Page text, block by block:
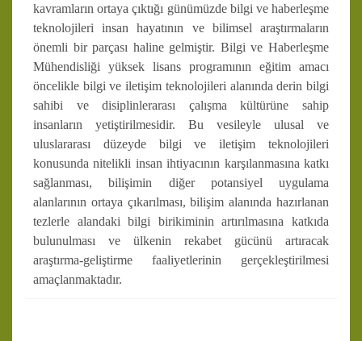
kavramların ortaya çıktığı günümüzde bilgi ve haberleşme
teknolojileri insan hayatının ve bilimsel araştırmaların
önemli bir parçası haline gelmiştir. Bilgi ve Haberleşme
Mühendisliği yüksek lisans programının eğitim amacı
öncelikle bilgi ve iletişim teknolojileri alanında derin bilgi
sahibi ve disiplinlerarası çalışma kültürüne sahip
insanların yetiştirilmesidir. Bu vesileyle ulusal ve
uluslararası düzeyde bilgi ve iletişim teknolojileri
konusunda nitelikli insan ihtiyacının karşılanmasına katkı
sağlanması, bilişimin diğer potansiyel uygulama
alanlarının ortaya çıkarılması, bilişim alanında hazırlanan
tezlerle alandaki bilgi birikiminin artırılmasına katkıda
bulunulması ve ülkenin rekabet gücünü artıracak
araştırma-geliştirme faaliyetlerinin gerçekleştirilmesi
amaçlanmaktadır.